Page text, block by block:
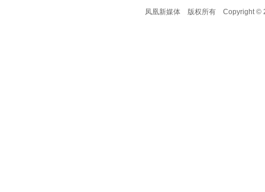
凤凰新媒体
版权所有 Copyright ©